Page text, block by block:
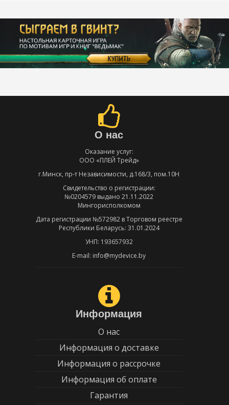
О нас
Оказание услуг:
ООО «ПЛЕЙ Трейд»
г.Минск, пр-т Независимости, д.168/3, пом.10Н
Свидетельство о регистрации:
№0204579 выдано 21.11.2022
Мингорисполкомом
Дата регистрации №572982 в Торговом реестре
Республики Беларусь: 31.01.2024
УНП: 193657932
E-mail: info@mydevice.by
Информация
О нас
Информация о доставке
Информация о рассрочке
Информация об оплате
Гарантия